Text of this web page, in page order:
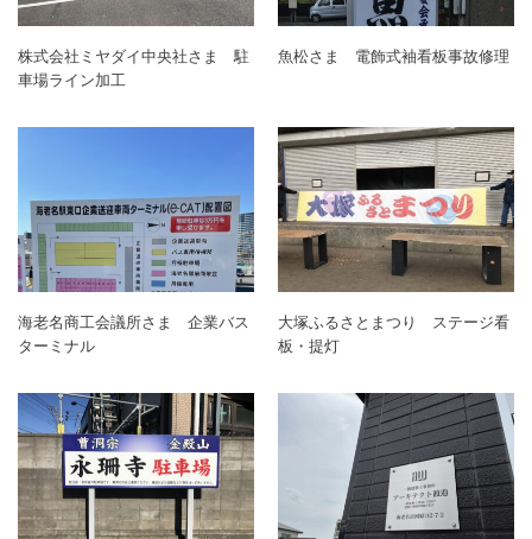
株式会社ミヤダイ中央社さま 駐
車場ライン加工
魚松さま 電飾式袖看板事故修理
海老名商工会議所さま 企業バス
ターミナル
大塚ふるさとまつり ステージ看
板・提灯